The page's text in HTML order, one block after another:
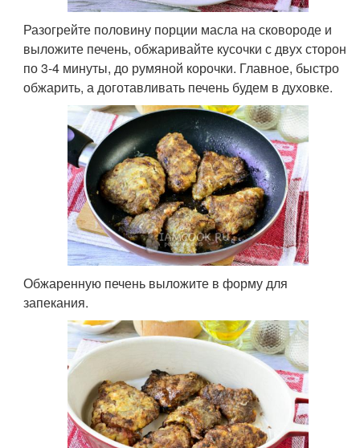
Разогрейте половину порции масла на сковороде и
выложите печень, обжаривайте кусочки с двух сторон
по 3-4 минуты, до румяной корочки. Главное, быстро
обжарить, а доготавливать печень будем в духовке.
Обжаренную печень выложите в форму для
запекания.